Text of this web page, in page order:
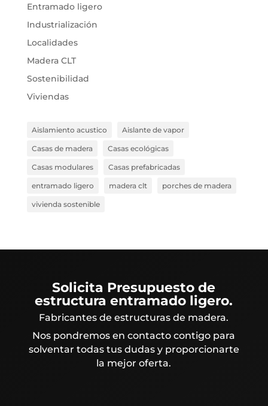
Entramado ligero
Industrialización
Localidades
Madera CLT
Sostenibilidad
Viviendas
Aislamiento acustico Aislante de vapor
Casas de madera Casas ecológicas
Casas modulares Casas prefabricadas
entramado ligero madera clt porches de madera
vivienda sostenible
Solicita Presupuesto de
estructura entramado ligero.
Fabricantes de estructuras de madera.
Nos pondremos en contacto contigo para
solventar todas tus dudas y proporcionarte
la mejor oferta.